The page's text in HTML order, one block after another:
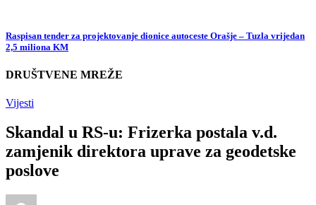
Raspisan tender za projektovanje dionice autoceste Orašje – Tuzla vrijedan
2,5 miliona KM
DRUŠTVENE MREŽE
Vijesti
Skandal u RS-u: Frizerka postala v.d.
zamjenik direktora uprave za geodetske
poslove